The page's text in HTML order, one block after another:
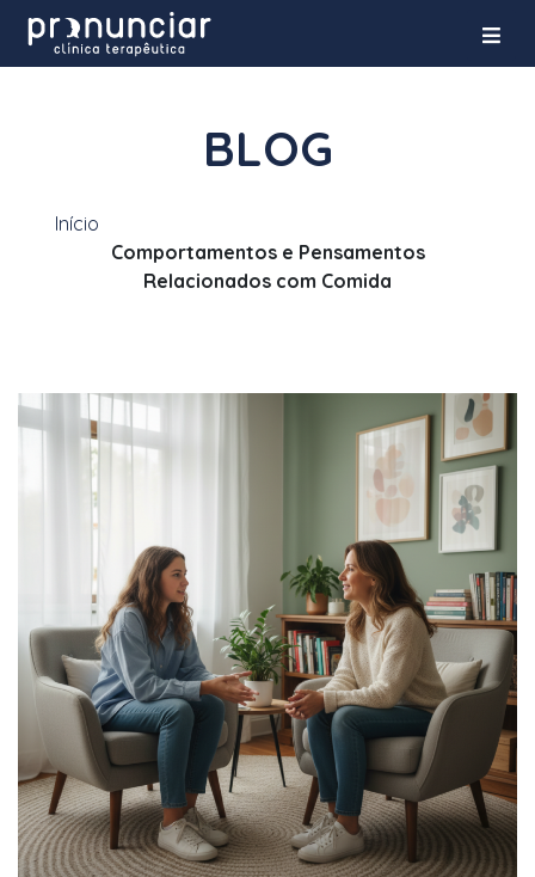
BLOG
Início
Comportamentos e Pensamentos
Relacionados com Comida